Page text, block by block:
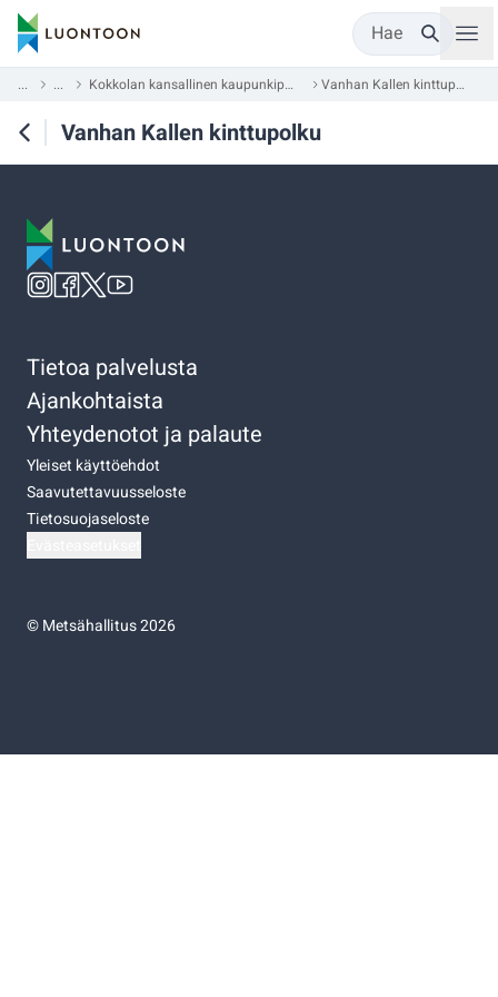
Hae
... ... Kokkolan kansallinen kaupunkipuisto Vanhan Kallen kinttupolku
Vanhan Kallen kinttupolku
Tietoa palvelusta
Ajankohtaista
Yhteydenotot ja palaute
Yleiset käyttöehdot
Saavutettavuusseloste
Tietosuojaseloste
©Metsähallitus 2026